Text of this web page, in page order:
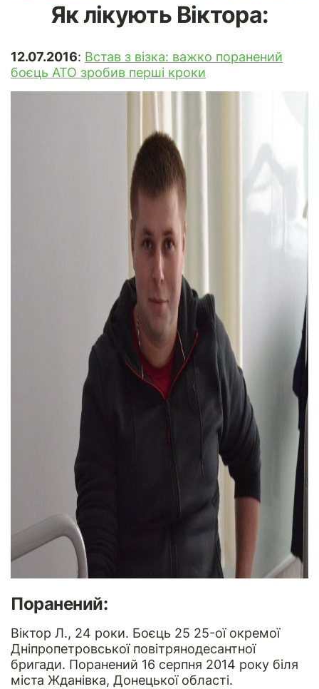
Як лікують Віктора:
12.07.2016: Встав з візка: важко поранений
боєць АТО зробив перші кроки
Поранений:
Віктор Л., 24 роки. Боєць 25 25-ої окремої
Дніпропетровської повітрянодесантної
бригади. Поранений 16 серпня 2014 року біля
міста Жданівка, Донецької області.